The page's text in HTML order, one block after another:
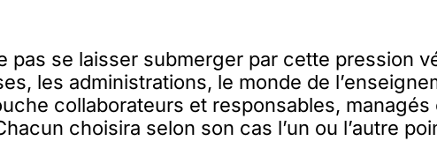
pas se laisser submerger par cette pression
les administrations, le monde de
collaborateurs et responsables, managés
choisira selon son cas l’un ou l’autre